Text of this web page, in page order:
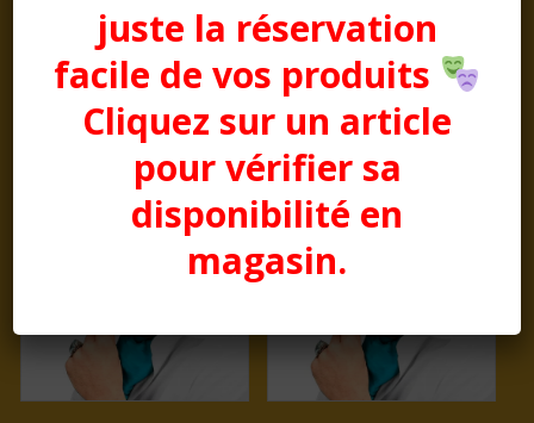
OREILLES LAPIN MARRON
pliables
Prix : 9,00€
paire de MANCHES
TATOUEES TRIBALES
aspect naturel
6,50 €
juste la réservation
facile de vos produits
Cliquez sur un article
pour vérifier sa
disponibilité en
magasin.